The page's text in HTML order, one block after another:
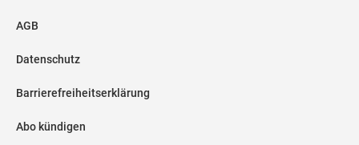
AGB
Datenschutz
Barrierefreiheitserklärung
Abo kündigen